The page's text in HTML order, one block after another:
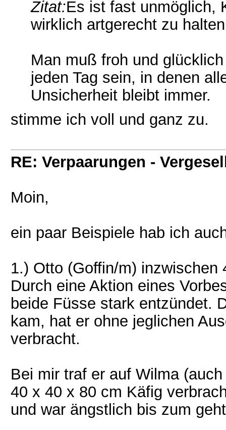
Zitat:Es ist fast unmöglich,
wirklich artgerecht zu
Man muß froh und
jeden Tag sein, in denen
Unsicherheit bleibt immer.
stimme ich voll und ganz zu.
RE: Verpaarungen -
Moin,
ein paar Beispiele hab ich
1.) Otto (Goffin/m)
Durch eine Aktion eines
beide Füsse stark entzündet.
kam, hat er ohne jeglichen
verbracht.
Bei mir traf er auf Wilma
40 x 40 x 80 cm Käfig
und war ängstlich bis zum